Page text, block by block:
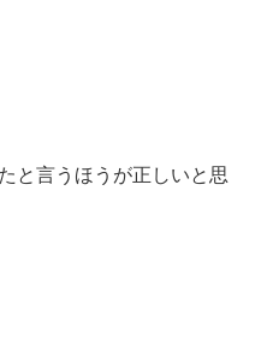
と言うほうが正しいと思